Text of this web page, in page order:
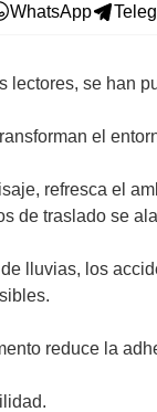
WhatsApp
lectores, se han
el
refresca el
de traslado se
lluvias, los
reduce la